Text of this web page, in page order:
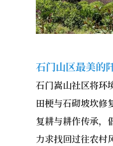
石门山区最美的
石门嵩山社区将环
田梗与石砌坡坎修
复耕与耕作传承，
力求找回过往农村